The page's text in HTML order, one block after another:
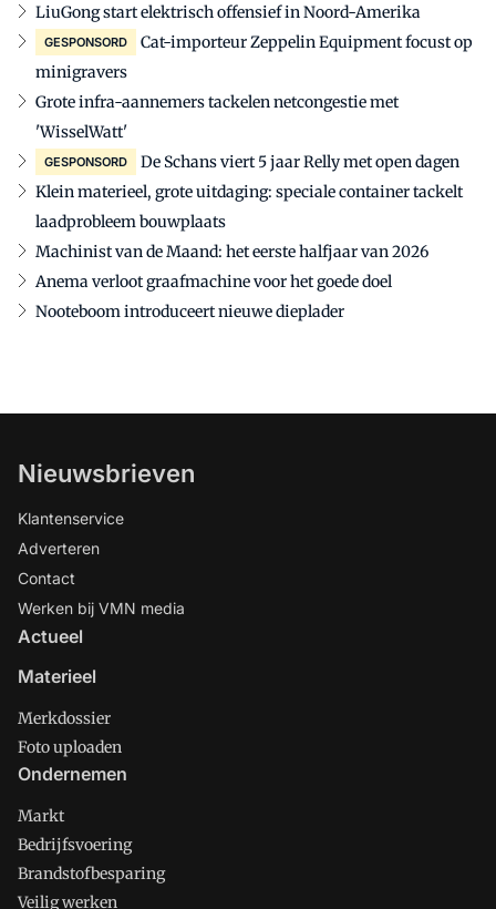
LiuGong start elektrisch offensief in Noord-Amerika
GESPONSORD
Cat-importeur Zeppelin Equipment focust op
minigravers
Grote infra-aannemers tackelen netcongestie met
'WisselWatt'
GESPONSORD
De Schans viert 5 jaar Relly met open dagen
Klein materieel, grote uitdaging: speciale container tackelt
laadprobleem bouwplaats
Machinist van de Maand: het eerste halfjaar van 2026
Anema verloot graafmachine voor het goede doel
Nooteboom introduceert nieuwe dieplader
Nieuwsbrieven
Klantenservice
Adverteren
Contact
Werken bij VMN media
Actueel
Materieel
Merkdossier
Foto uploaden
Ondernemen
Markt
Bedrijfsvoering
Brandstofbesparing
Veilig werken